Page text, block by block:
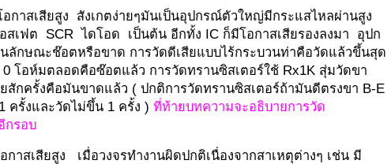
กาสเสียสูง สังเกตง่ายๆมันเป็นอุปกรณ์ตัวใหญ่มีกระแสไหลผ่านสูง
สเฟต SCR ไดโอด เป็นต้น อีกทั้ง IC ก็มีโอกาสเสียรองลงมา อุปก
นลักษณะช๊อตหรือขาด การวัดดีเสียแบบไร้กระบวนท่าคือวัดแล้วขึ้นสุด
0 โอห์มตลอดคือซ๊อตแล้ว การวัดทรานซิสเตอร์ใช้ Rx1K สุ่มวัดขา
สักครั้งคือมันขาดแล้ว ( ปกติการวัดทรานซิสเตอร์ถ้ามันดีตรงขา B-E
ครั้งและวัดไม่ขึ้น 1 ครั้ง ) ที่ท้ายบทความจะอธิบายการวัด
กรอบ
าสเสียสูง เมื่อวงจรทำงานผิดปกติเนื่องจากสาเหตุต่างๆ เช่น มี